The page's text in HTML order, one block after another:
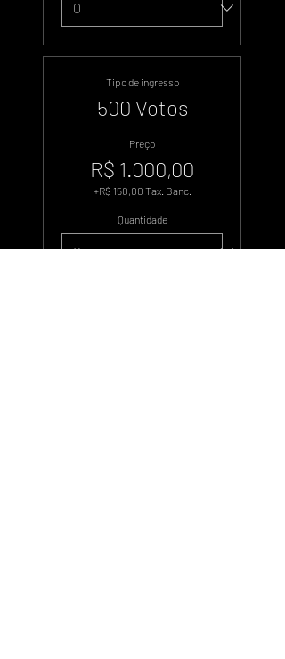
Tipo de ingresso
500 Votos
Preço
R$ 1.000,00
+R$ 150,00 Tax. Banc.
Quantidade